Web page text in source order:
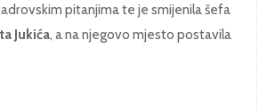
pitanjima te je smijenila šefa
Jukića, a na njegovo mjesto postavila